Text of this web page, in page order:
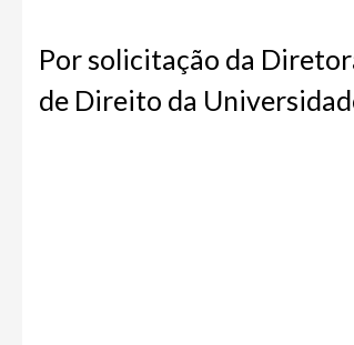
Por solicitação da
de Direito da